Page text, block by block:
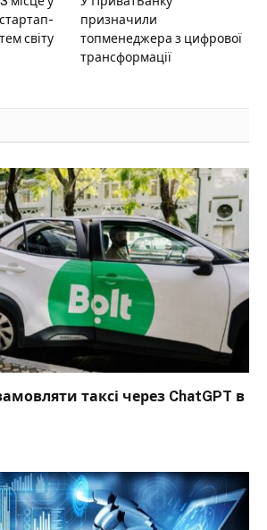
світу
призначили
топменеджера з цифрової
трансформації
таксі через ChatGPT в